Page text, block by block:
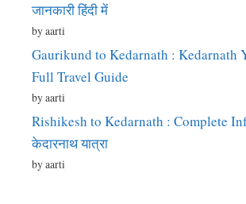
जानकारी हिंदी में
by aarti
Gaurikund to Kedarnath : Kedarnath
Full Travel Guide
by aarti
Rishikesh to Kedarnath : Complete
केदारनाथ यात्रा
by aarti